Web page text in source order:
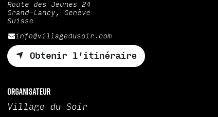
Route des Jeunes 24
Grand-Lancy, Genève
Suisse
info@villagedusoir.com
Obtenir l'itinéraire
Organisateur
Village du Soir